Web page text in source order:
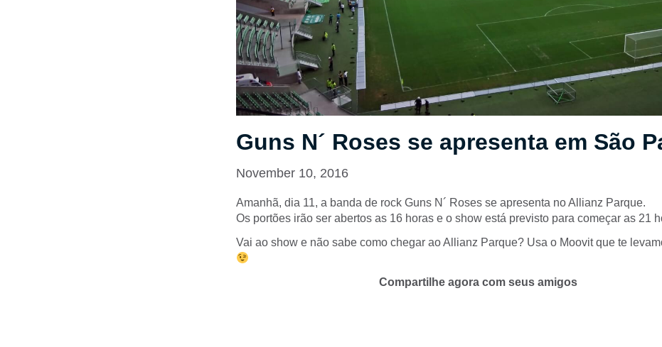
Guns N´ Roses se apresenta em São
November 10, 2016
Amanhã, dia 11, a banda de rock Guns N´ Roses se apresenta no Allianz Parque.
Os portões irão ser abertos as 16 horas e o show está previsto para começar as 21
Vai ao show e não sabe como chegar ao Allianz Parque? Usa o Moovit que te
Compartilhe agora com seus amigos